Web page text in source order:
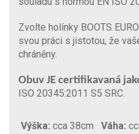
Zvolte holínky BOOTS
svou práci s jistotou, že
chráněny.
Obuv JE certifikavaná
ISO 20345:2011 S5 SRC.
Výška: cca 38cm Váha: